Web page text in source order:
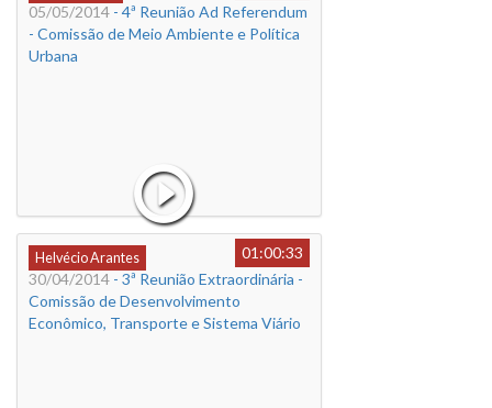
05/05/2014 - 4ª Reunião Ad Referendum
- Comissão de Meio Ambiente e Política
Urbana
Helvécio Arantes
01:00:33
30/04/2014 - 3ª Reunião Extraordinária -
Comissão de Desenvolvimento
Econômico, Transporte e Sistema Viário